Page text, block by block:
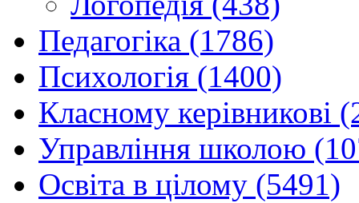
Педагогіка (1786)
Психологія (1400)
Класному керівникові
Управління школою
Освіта в цілому (5491)